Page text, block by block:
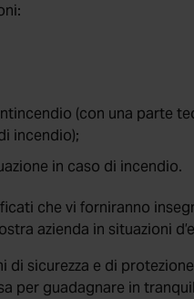
(con una parte
incendio);
in caso di incendio.
che vi forniranno
azienda in situazioni
sicurezza e di
per guadagnare in